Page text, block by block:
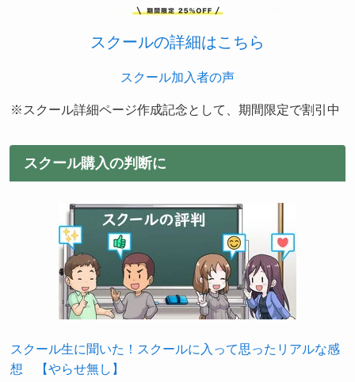
スクールの詳細はこちら
スクール加入者の声
※スクール詳細ページ作成記念として、期間限定で割引中
スクール購入の判断に
スクール生に聞いた！スクールに入って思ったリアルな感
想 【やらせ無し】